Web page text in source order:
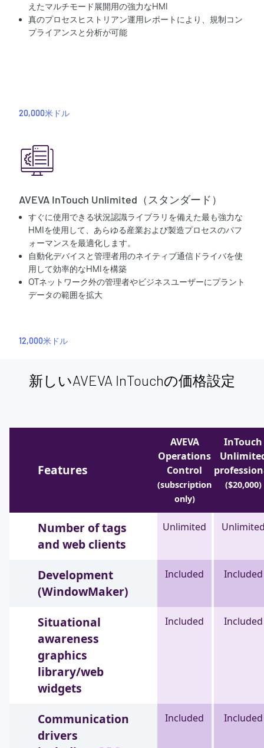
えたマルチモード展開用の強力なHMI
真のプロセスヒストリアン運用レポートにより、規制コン
プライアンスと分析が可能
20,000米ドル
AVEVA InTouch Unlimited（スタンダード）
すぐに使用できる状況認識ライブラリを備えた最も強力な
HMIを使用して、あらゆる産業および製造プロセスのパフ
ォーマンスを最適化します。
自動化デバイスと管理者用のネイティブ通信ドライバを使
用して効率的なHMIを構築
OTネットワーク外の管理者やビジネスユーザーにプラント
データの範囲を拡大
12,000米ドル
新しいAVEVA InTouchの価格設定
Features
AVEVA
Operations
Control
(subscription
only)
InTouch
($20,000)
Number of tags
and web clients
Unlimited
Development
(WindowMaker)
Included Included
Situational
awareness
graphics
library/web
widgets
Included Included
Communication
drivers
Included Included